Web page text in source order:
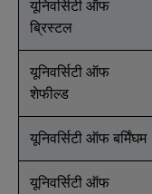
यूनिवर्सिटी ऑफ
ब्रिस्टल
यूनिवर्सिटी ऑफ
शेफील्ड
यूनिवर्सिटी ऑफ बर्मिंघम
यूनिवर्सिटी ऑफ